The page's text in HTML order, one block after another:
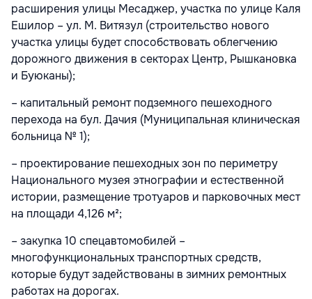
расширения улицы Месаджер, участка по улице Каля
Ешилор – ул. М. Витязул (строительство нового
участка улицы будет способствовать облегчению
дорожного движения в секторах Центр, Рышкановка
и Буюканы);
– капитальный ремонт подземного пешеходного
перехода на бул. Дачия (Муниципальная клиническая
больница № 1);
– проектирование пешеходных зон по периметру
Национального музея этнографии и естественной
истории, размещение тротуаров и парковочных мест
на площади 4,126 м²;
– закупка 10 спецавтомобилей –
многофункциональных транспортных средств,
которые будут задействованы в зимних ремонтных
работах на дорогах.